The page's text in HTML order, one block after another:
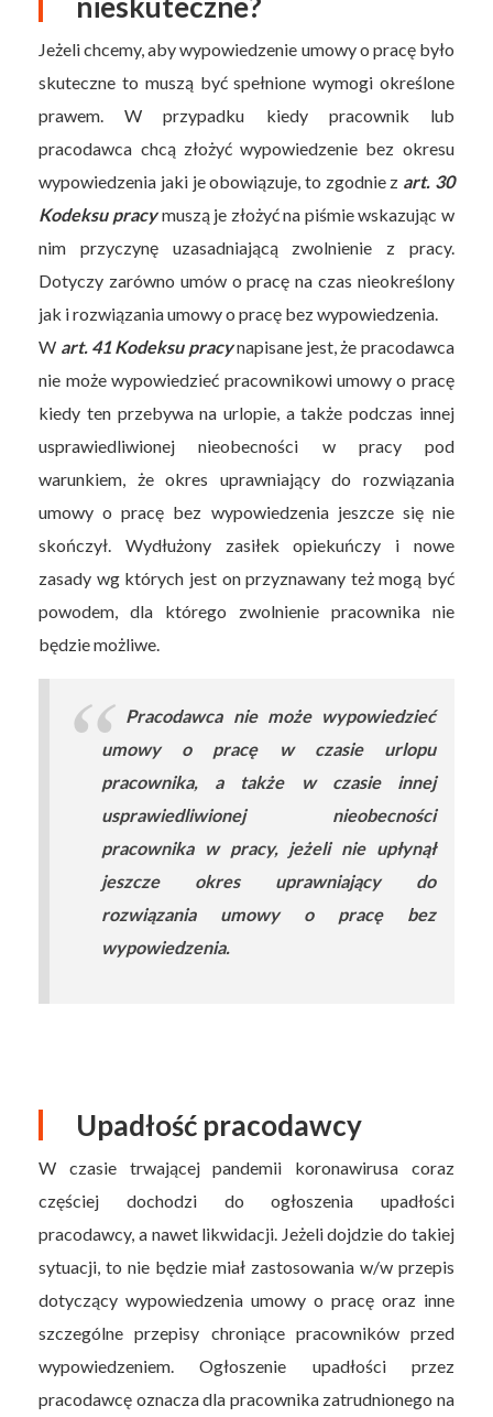
Jeżeli chcemy, aby wypowiedzenie umowy o pracę było
skuteczne to muszą być spełnione wymogi określone
prawem. W przypadku kiedy pracownik lub
pracodawca chcą złożyć wypowiedzenie bez okresu
wypowiedzenia jaki je obowiązuje, to zgodnie z art. 30
Kodeksu pracymuszą je złożyć na piśmie wskazując w
nim przyczynę uzasadniającą zwolnienie z pracy.
Dotyczy zarówno umów o pracę na czas nieokreślony
jak i rozwiązania umowy o pracę bez wypowiedzenia.
W art. 41 Kodeksu pracynapisane jest, że pracodawca
nie może wypowiedzieć pracownikowi umowy o pracę
kiedy ten przebywa na urlopie, a także podczas innej
usprawiedliwionej nieobecności w pracy pod
warunkiem, że okres uprawniający do rozwiązania
umowy o pracę bez wypowiedzenia jeszcze się nie
skończył. Wydłużony zasiłek opiekuńczy i nowe
zasady wg których jest on przyznawany też mogą być
powodem, dla którego zwolnienie pracownika nie
będzie możliwe.
Pracodawca nie może wypowiedzieć
umowy o pracę w czasie urlopu
pracownika, a także w czasie innej
usprawiedliwionej nieobecności
pracownika w pracy, jeżeli nie upłynął
jeszcze okres uprawniający do
rozwiązania umowy o pracę bez
wypowiedzenia.
Upadłość pracodawcy
W czasie trwającej pandemii koronawirusa coraz
częściej dochodzi do ogłoszenia upadłości
pracodawcy, a nawet likwidacji. Jeżeli dojdzie do takiej
sytuacji, to nie będzie miał zastosowania w/w przepis
dotyczący wypowiedzenia umowy o pracę oraz inne
szczególne przepisy chroniące pracowników przed
wypowiedzeniem. Ogłoszenie upadłości przez
pracodawcę oznacza dla pracownika zatrudnionego na